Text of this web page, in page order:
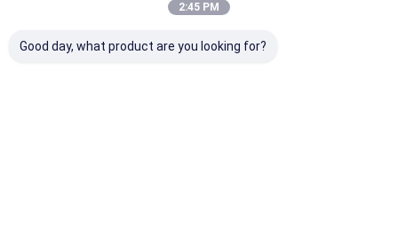
2:45 PM
Good day, what product are you looking for?